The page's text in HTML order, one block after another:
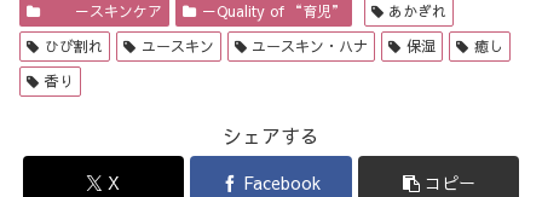
－スキンケア
－Quality of “育児”
あかぎれ
ひび割れ
ユースキン ユースキン・ハナ 保湿
癒し
香り
シェアする
X Facebook コピー